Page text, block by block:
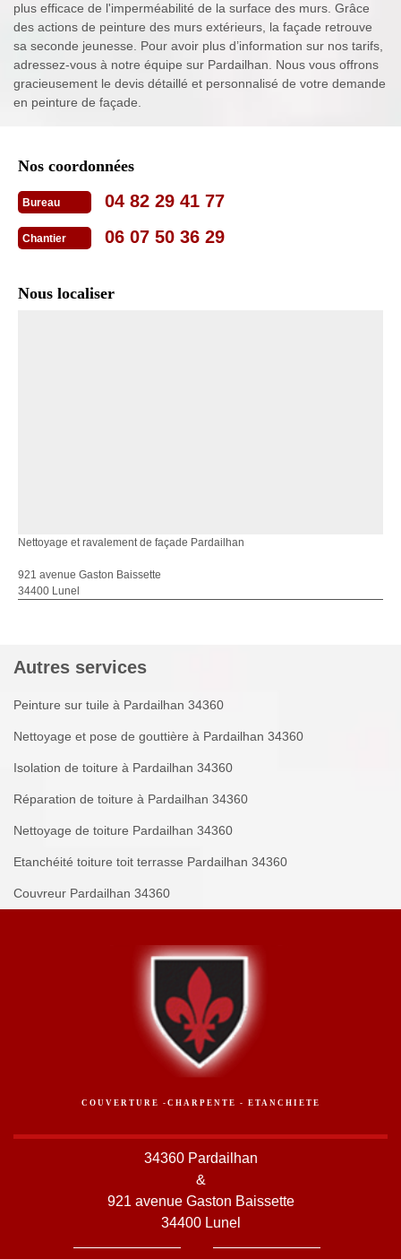
plus efficace de l'imperméabilité de la surface des murs. Grâce
des actions de peinture des murs extérieurs, la façade retrouve
sa seconde jeunesse. Pour avoir plus d’information sur nos tarifs,
adressez-vous à notre équipe sur Pardailhan. Nous vous offrons
gracieusement le devis détaillé et personnalisé de votre demande
en peinture de façade.
Nos coordonnées
Bureau 04 82 29 41 77
Chantier 06 07 50 36 29
Nous localiser
Nettoyage et ravalement de façade Pardailhan
921 avenue Gaston Baissette
34400 Lunel
Autres services
Peinture sur tuile à Pardailhan 34360
Nettoyage et pose de gouttière à Pardailhan 34360
Isolation de toiture à Pardailhan 34360
Réparation de toiture à Pardailhan 34360
Nettoyage de toiture Pardailhan 34360
Etanchéité toiture toit terrasse Pardailhan 34360
Couvreur Pardailhan 34360
COUVERTURE -CHARPENTE - ETANCHIETE
34360 Pardailhan
&
921 avenue Gaston Baissette
34400 Lunel